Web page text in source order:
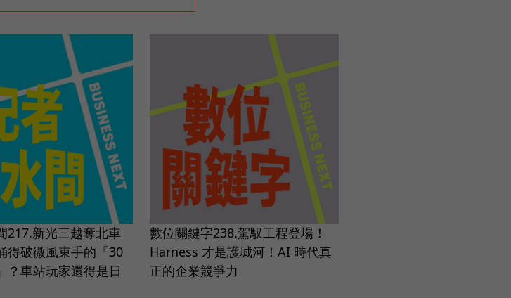
217.新光三越奪北車
得破微風束手的「30
？車站玩家還得是日
數位關鍵字238.駕馭工程登場！
Harness 才是護城河！AI 時代真
正的企業競爭力